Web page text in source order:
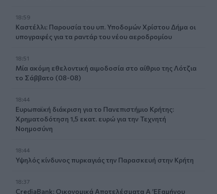
18:59
Καστέλλι: Παρουσία του υπ. Υποδομών Χρίστου Δήμα οι
υπογραφές για τα ραντάρ του νέου αεροδρομίου
18:51
Μία ακόμη εθελοντική αιμοδοσία στο αίθριο της Λότζια
το Σάββατο (08-08)
18:44
Ευρωπαϊκή διάκριση για το Πανεπιστήμιο Κρήτης:
Χρηματοδότηση 1,5 εκατ. ευρώ για την Τεχνητή
Νοημοσύνη
18:44
Υψηλός κίνδυνος πυρκαγιάς την Παρασκευή στην Κρήτη
18:37
CrediaBank: Οικονομικά Αποτελέσματα A ’Εξαμήνου